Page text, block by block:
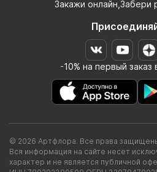
Закажи
-10% на первый
© 2026 Артфлора. Все права
Вся информация на сайте несет
характер и не является публичной